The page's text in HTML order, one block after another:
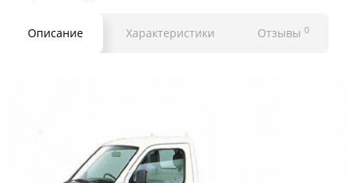
Описание Характеристики Отзывы 0